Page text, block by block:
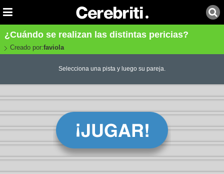
¿Cuándo se realizan las distintas pericias?
Creado por:faviola
Selecciona una pista y luego su pareja.